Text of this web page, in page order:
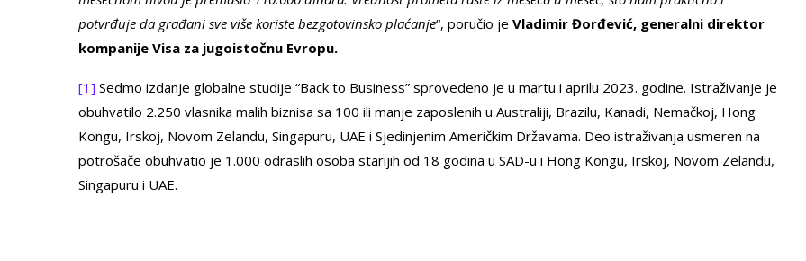
potvrđuje da građani sve više koriste bezgotovinsko plaćanje“, poručio je Vladimir Đorđević, generalni direktor
kompanije Visa za jugoistočnu Evropu.
[1] Sedmo izdanje globalne studije “Back to Business” sprovedeno je u martu i aprilu 2023. godine. Istraživanje je
obuhvatilo 2.250 vlasnika malih biznisa sa 100 ili manje zaposlenih u Australiji, Brazilu, Kanadi, Nemačkoj, Hong
Kongu, Irskoj, Novom Zelandu, Singapuru, UAE i Sjedinjenim Američkim Državama. Deo istraživanja usmeren na
potrošače obuhvatio je 1.000 odraslih osoba starijih od 18 godina u SAD-u i Hong Kongu, Irskoj, Novom Zelandu,
Singapuru i UAE.